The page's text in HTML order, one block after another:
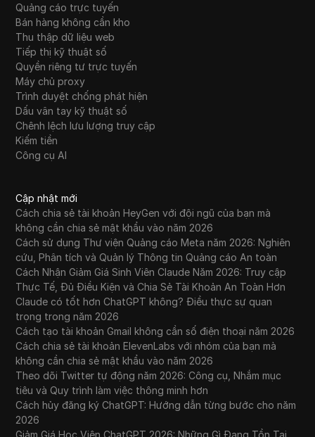
Quảng cáo trực tuyến
Bán hàng không cần kho
Thu thập dữ liệu web
Tiếp thị kỹ thuật số
Quyền riêng tư trực tuyến
Máy chủ proxy
Trình duyệt chống phát hiện
Dấu vân tay kỹ thuật số
Chênh lệch lưu lượng truy cập
Kiếm tiền
Công cụ AI
Cập nhật mới
Cách chia sẻ tài khoản HeyGen với đội ngũ của bạn mà
không cần chia sẻ mật khẩu vào năm 2026
Cách sử dụng Thư viện Quảng cáo Meta năm 2026: Nghiên
cứu, Phân tích và Quản lý Thông tin Quảng cáo An toàn
Cách Nhận Giảm Giá Sinh Viên Claude Năm 2026: Truy cập
Thực Tế, Đủ Điều Kiện và Chia Sẻ Tài Khoản An Toàn Hơn
Claude có tốt hơn ChatGPT không? Điều thực sự quan
trọng trong năm 2026
Cách tạo tài khoản Gmail không cần số điện thoại năm 2026
Cách chia sẻ tài khoản ElevenLabs với nhóm của bạn mà
không cần chia sẻ mật khẩu vào năm 2026
Theo dõi Twitter tự động năm 2026: Công cụ, Nhắm mục
tiêu và Quy trình làm việc thông minh hơn
Cách hủy đăng ký ChatGPT: Hướng dẫn từng bước cho năm
2026
Giảm Giá Học Viên ChatGPT 2026: Những Gì Đang Tồn Tại,